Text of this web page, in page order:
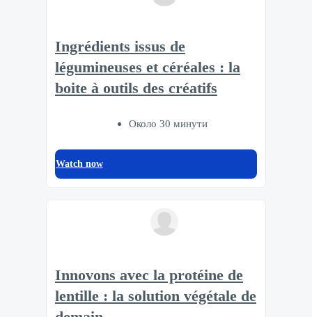
Ingrédients issus de
légumineuses et céréales : la
boite à outils des créatifs
Около 30 минути
Watch now
Innovons avec la protéine de
lentille : la solution végétale de